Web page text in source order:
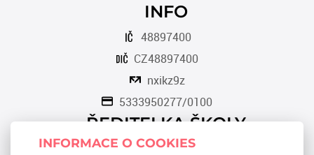
INFO
48897400
CZ48897400
nxikz9z
5333950277/0100
ŘEDITELKA ŠKOLY
Romana Tomková
INFORMACE O COOKIES